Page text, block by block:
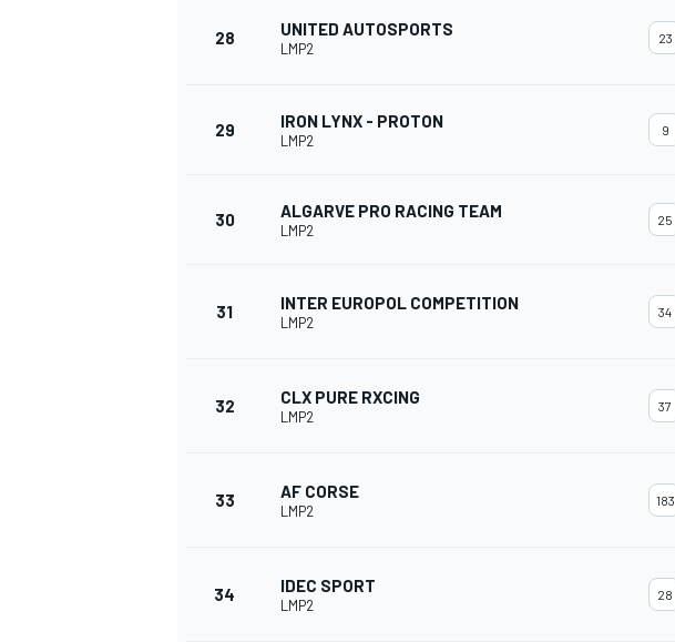
28 UNITED AUTOSPORTS
LMP2
23
29 IRON LYNX - PROTON
LMP2
9
30 ALGARVE PRO RACING TEAM
LMP2
25
31 INTER EUROPOL COMPETITION
LMP2
34
32 CLX PURE RXCING
LMP2
37
33 AF CORSE
LMP2
183
34 IDEC SPORT
LMP2
28